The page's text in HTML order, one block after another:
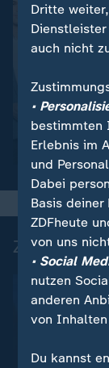
Wetter
So wird
Video1:17
Zuletzt auf
Dritte
auch nicht
•
bestimmten
Erlebnis im
und
Dabei
Basis deiner
ZDFheute
von uns
• Social
nutzen
anderen
von
Du kannst